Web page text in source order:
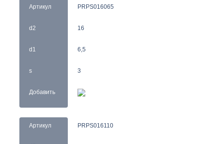
Артикул
d2
d1
s
Добавить
PRPS016065
16
6,5
3
Артикул PRPS016110